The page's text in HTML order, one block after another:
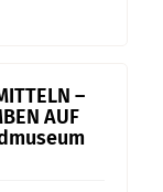
–
AUF